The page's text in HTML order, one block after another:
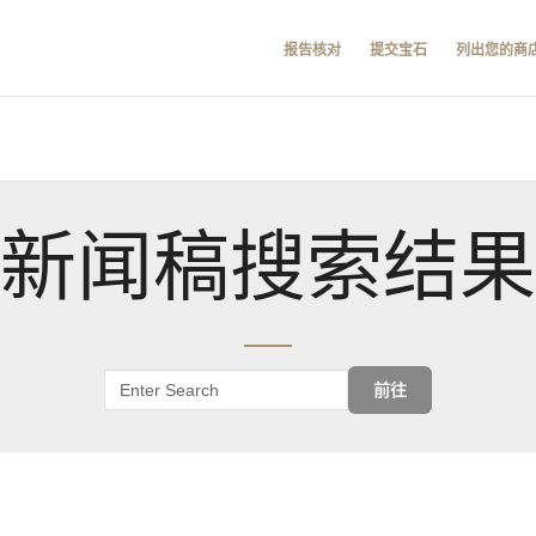
报告核对 提交宝石 列出您的商
新闻稿搜索结果
前往